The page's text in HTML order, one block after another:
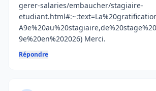
gerer-salaries/embaucher/stagiaire-
9e%20en%202026) Merci.
Répondre